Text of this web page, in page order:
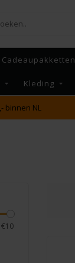
Cadeaupakketten
Kleding
binnen NL
10